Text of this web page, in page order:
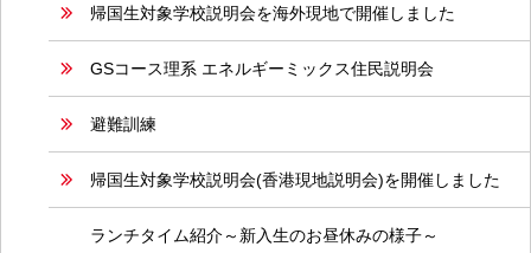
帰国生対象学校説明会を海外現地で開催しました
GSコース理系 エネルギーミックス住民説明会
避難訓練
帰国生対象学校説明会(香港現地説明会)を開催しました
ランチタイム紹介～新入生のお昼休みの様子～